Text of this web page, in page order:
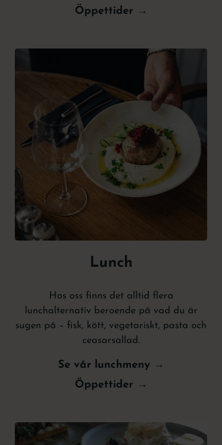
Öppettider →
Lunch
Hos oss finns det alltid flera
lunchalternativ beroende på vad du är
sugen på – fisk, kött, vegetariskt, pasta och
ceasarsallad.
Se vår lunchmeny →
Öppettider →